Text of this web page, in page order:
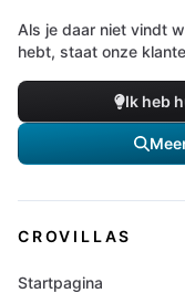
Als je daar niet vindt
hebt, staat onze
Ik heb
CROVILLAS
Startpagina